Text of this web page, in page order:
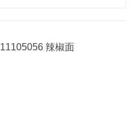
11105056 辣椒面